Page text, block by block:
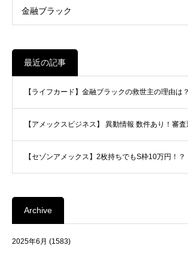
金融ブラック
最近の記事
【ライフカード】金融ブラックの救世主の理由は？
【アメックスビジネス】 異動情報 数件あり！審
【セゾンアメックス】2枚持ちでもS枠10万円！？
Archive
2025年6月 (1583)